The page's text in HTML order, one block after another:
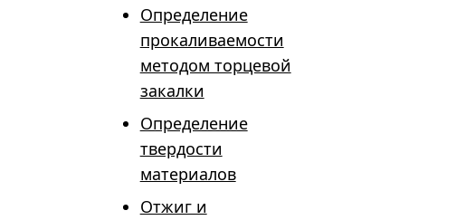
Определение
прокаливаемости
методом торцевой
закалки
Определение
твердости
материалов
Отжиг и